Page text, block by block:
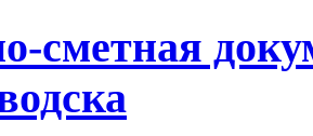
сметная